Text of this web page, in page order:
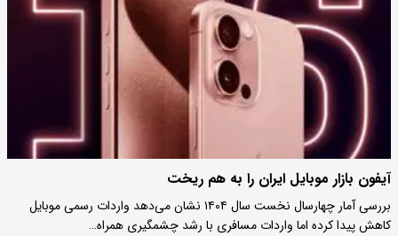
آیفون بازار موبایل ایران را به هم ریخت
بررسی آمار چهارسال نخست سال ۱۴۰۴ نشان می‌دهد واردات رسمی موبایل
کاهش پیدا کرده اما واردات مسافری با رشد چشمگیری همراه…